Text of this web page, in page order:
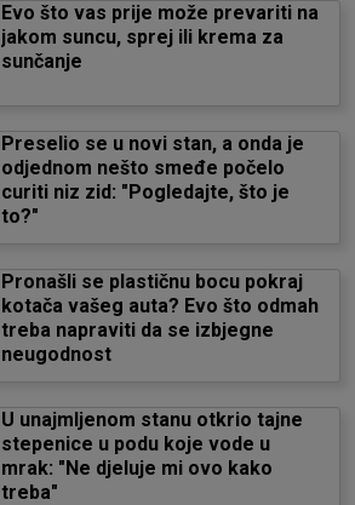
Evo što vas prije može prevariti na
jakom suncu, sprej ili krema za
sunčanje
Preselio se u novi stan, a onda je
odjednom nešto smeđe počelo
curiti niz zid: "Pogledajte, što je
to?"
Pronašli se plastičnu bocu pokraj
kotača vašeg auta? Evo što odmah
treba napraviti da se izbjegne
neugodnost
U unajmljenom stanu otkrio tajne
stepenice u podu koje vode u
mrak: "Ne djeluje mi ovo kako
treba"